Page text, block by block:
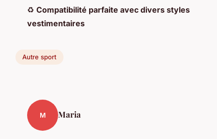
♻️ Compatibilité parfaite avec divers styles
vestimentaires
Autre sport
M Maria